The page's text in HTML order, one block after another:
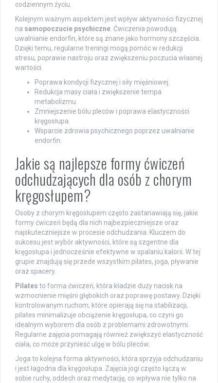
codziennym życiu.
Kolejnym ważnym aspektem jest wpływ aktywności fizycznej
na samopoczucie psychiczne. Ćwiczenia powodują
uwalnianie endorfin, które są znane jako hormony szczęścia.
Dzięki temu, regularne treningi mogą pomóc w redukcji
stresu, poprawie nastroju oraz zwiększeniu poczucia własnej
wartości.
Poprawa kondycji fizycznej i siły mięśniowej.
Redukcja masy ciała i zwiększenie tempa
metabolizmu.
Zmniejszenie bólu pleców i poprawa elastyczności
kręgosłupa.
Wsparcie zdrowia psychicznego poprzez uwalnianie
endorfin.
Jakie są najlepsze formy ćwiczeń
odchudzających dla osób z chorym
kręgosłupem?
Osoby z chorym kręgosłupem często zastanawiają się, jakie
formy ćwiczeń będą dla nich najbezpieczniejsze oraz
najskuteczniejsze w procesie odchudzania. Kluczem do
sukcesu jest wybór aktywności, które są szgentne dla
kręgosłupa i jednocześnie efektywne w spalaniu kalorii. W tej
grupie znajdują się przede wszystkim pilates, joga, pływanie
oraz spacery.
Pilates to forma ćwiczeń, która kładzie duży nacisk na
wzmocnienie mięśni głębokich oraz poprawę postawy. Dzięki
kontrolowanym ruchom, które opierają się na stabilizacji,
pilates minimalizuje obciążenie kręgosłupa, co czyni go
idealnym wyborem dla osób z problemami zdrowotnymi.
Regularne zajęcia pomagają również zwiększyć elastyczność
ciała, co może przynieść ulgę w bólu pleców.
Joga to kolejna forma aktywności, która sprzyja odchudzaniu
i jest łagodna dla kręgosłupa. Zajęcia jogi często łączą w
sobie ruchy, oddech oraz medytację, co wpływa nie tylko na